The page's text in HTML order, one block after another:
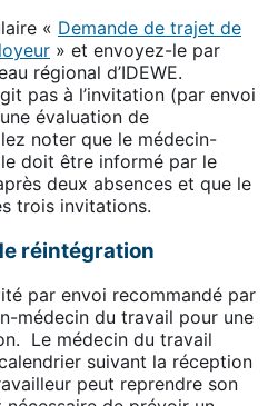
« Demande de trajet de
» et envoyez-le par
régional d’IDEWE.
pas à l’invitation (par envoi
évaluation de
noter que le médecin-
doit être informé par le
deux absences et que le
trois invitations.
réintégration
par envoi recommandé par
médecin du travail pour une
Le médecin du travail
suivant la réception
peut reprendre son